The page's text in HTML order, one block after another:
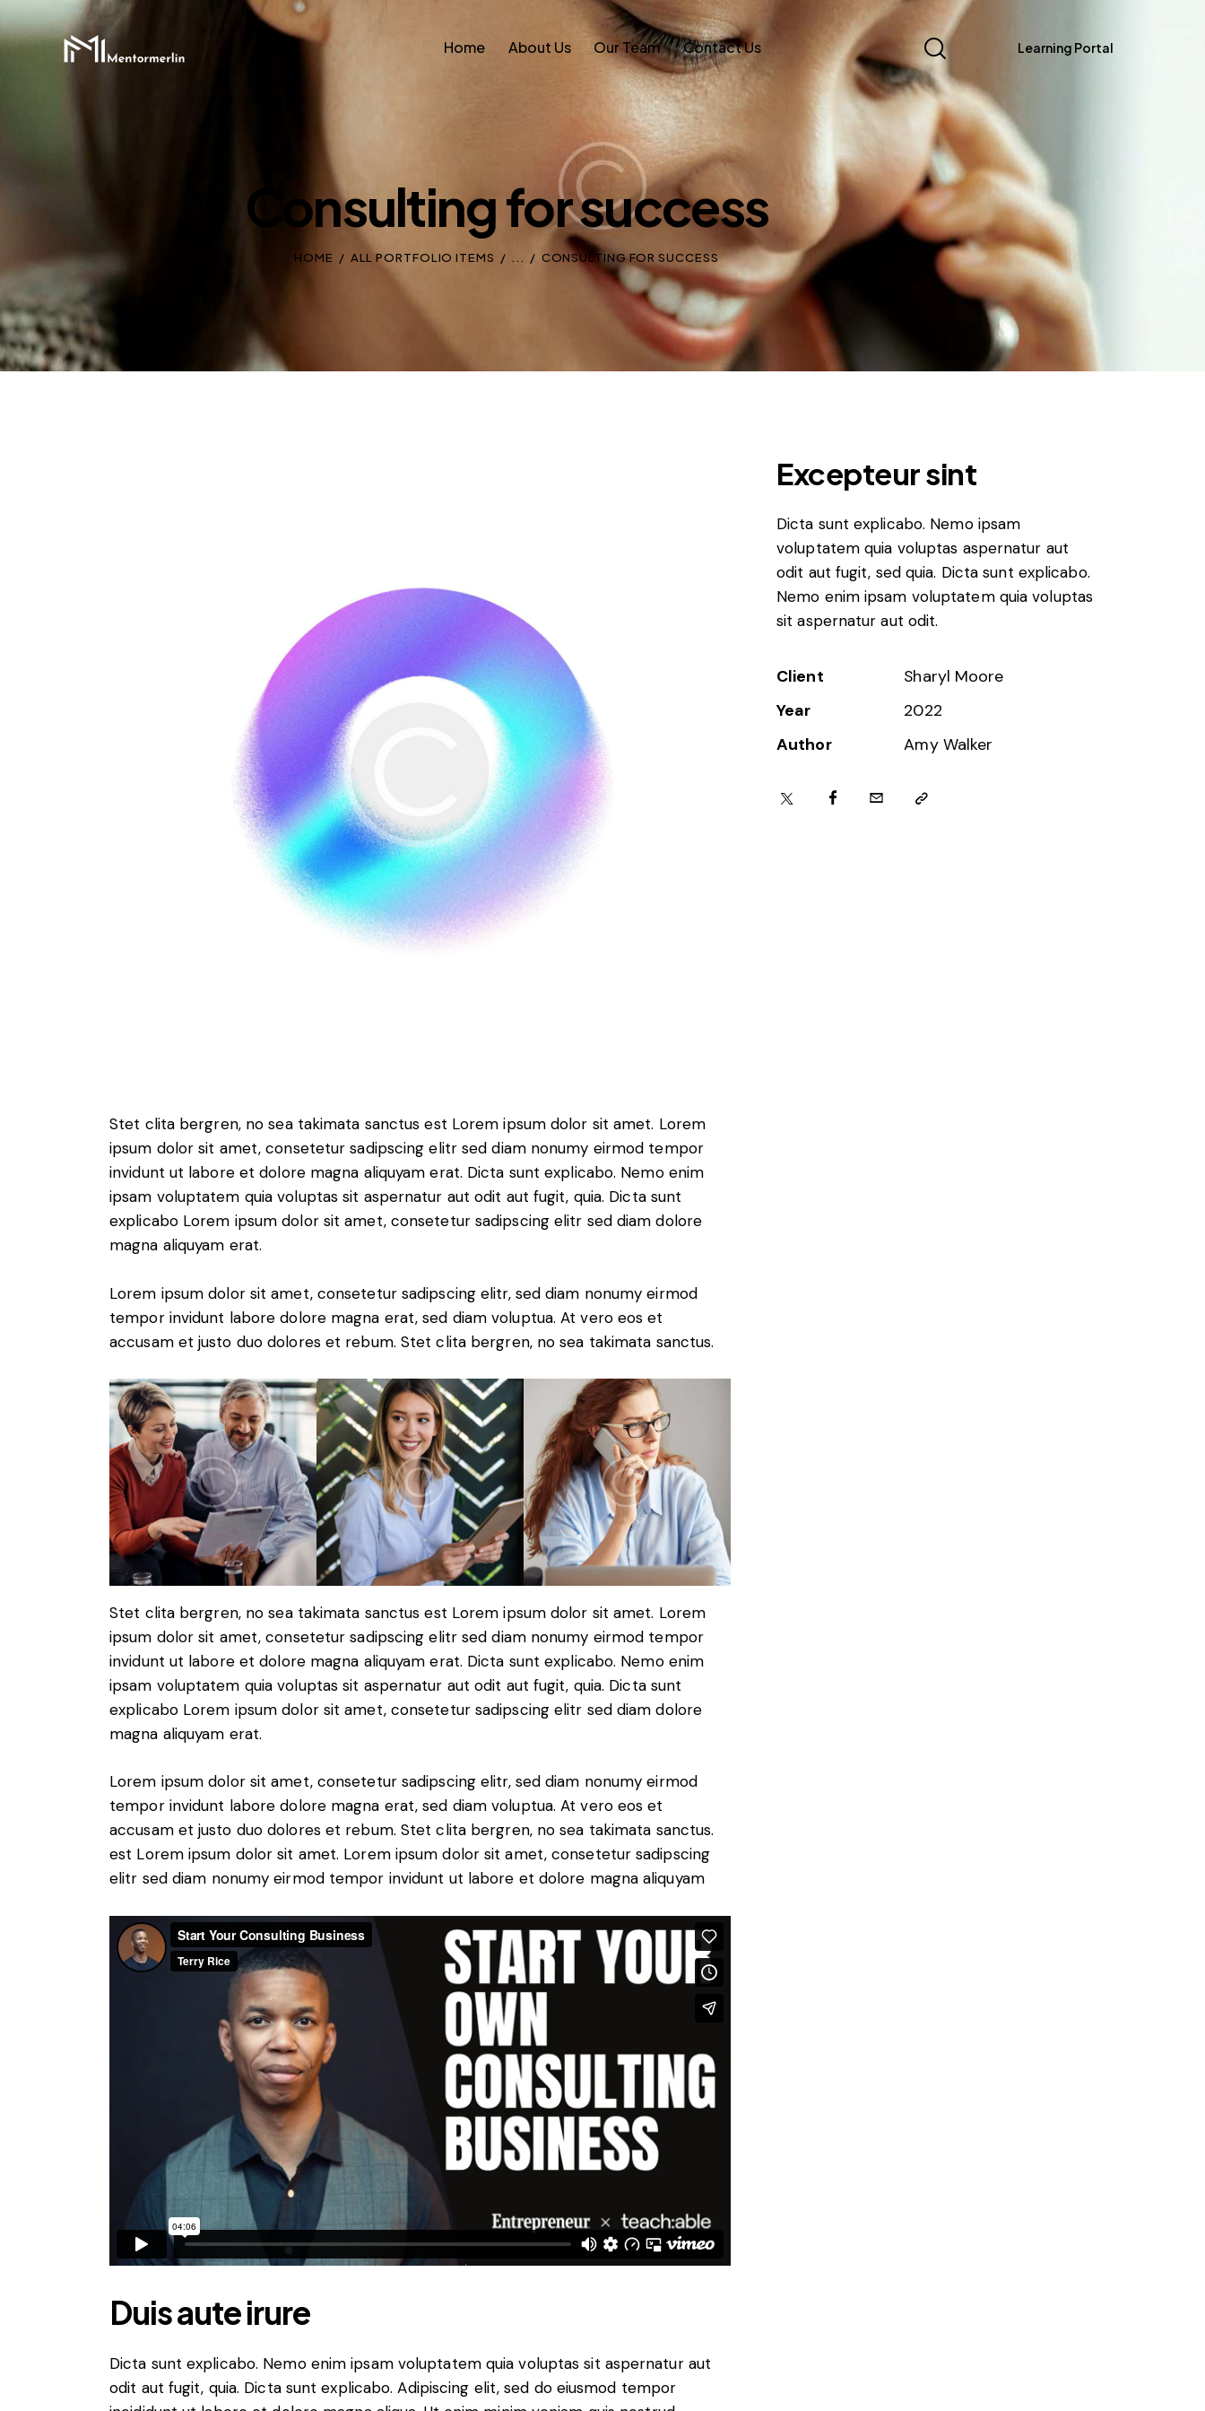
Home About Us Our Team Contact Us Learning Portal
Consulting for success
HOME ALL PORTFOLIO ITEMS ... CONSULTING FOR SUCCESS
Stet clita bergren, no sea takimata sanctus est Lorem ipsum dolor sit amet. Lorem
ipsum dolor sit amet, consetetur sadipscing elitr sed diam nonumy eirmod tempor
invidunt ut labore et dolore magna aliquyam erat. Dicta sunt explicabo. Nemo enim
ipsam voluptatem quia voluptas sit aspernatur aut odit aut fugit, quia. Dicta sunt
explicabo Lorem ipsum dolor sit amet, consetetur sadipscing elitr sed diam dolore
magna aliquyam erat.
Lorem ipsum dolor sit amet, consetetur sadipscing elitr, sed diam nonumy eirmod
tempor invidunt labore dolore magna erat, sed diam voluptua. At vero eos et
accusam et justo duo dolores et rebum. Stet clita bergren, no sea takimata sanctus.
Stet clita bergren, no sea takimata sanctus est Lorem ipsum dolor sit amet. Lorem
ipsum dolor sit amet, consetetur sadipscing elitr sed diam nonumy eirmod tempor
invidunt ut labore et dolore magna aliquyam erat. Dicta sunt explicabo. Nemo enim
ipsam voluptatem quia voluptas sit aspernatur aut odit aut fugit, quia. Dicta sunt
explicabo Lorem ipsum dolor sit amet, consetetur sadipscing elitr sed diam dolore
magna aliquyam erat.
Lorem ipsum dolor sit amet, consetetur sadipscing elitr, sed diam nonumy eirmod
tempor invidunt labore dolore magna erat, sed diam voluptua. At vero eos et
accusam et justo duo dolores et rebum. Stet clita bergren, no sea takimata sanctus.
est Lorem ipsum dolor sit amet. Lorem ipsum dolor sit amet, consetetur sadipscing
elitr sed diam nonumy eirmod tempor invidunt ut labore et dolore magna aliquyam
Duis aute irure
Dicta sunt explicabo. Nemo enim ipsam voluptatem quia voluptas sit aspernatur aut
odit aut fugit, quia. Dicta sunt explicabo. Adipiscing elit, sed do eiusmod tempor
Excepteur sint
Dicta sunt explicabo. Nemo ipsam
voluptatem quia voluptas aspernatur aut
odit aut fugit, sed quia. Dicta sunt explicabo.
Nemo enim ipsam voluptatem quia voluptas
sit aspernatur aut odit.
Client
Sharyl Moore
Year
2022
Author
Amy Walker